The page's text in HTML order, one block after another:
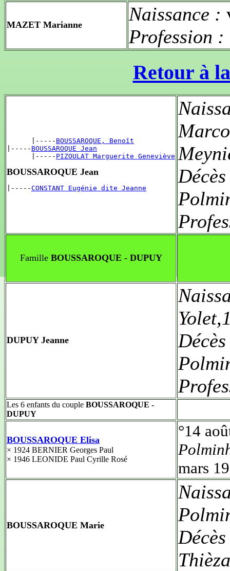
MAZET Marianne Naissance :
Profession :
Retour à
      |-----
BOUSSAROQUE, Benoît
|----- BOUSSAROQUE Jean
      |-----
PIZOULAT Marguerite Geneviève
BOUSSAROQUE Jean
|-----CONSTANT Eugénie dite Jeanne
FamilleBOUSSAROQUE - DUPUY
DUPUY Jeanne
Les 6 enfants du couple BOUSSAROQUE -
DUPUY
BOUSSAROQUE Elisa
× 1924 BERNIER Georges Paul
× 1946 LEONIDE Paul Cyrille Rosé
°14
mars
BOUSSAROQUE Marie